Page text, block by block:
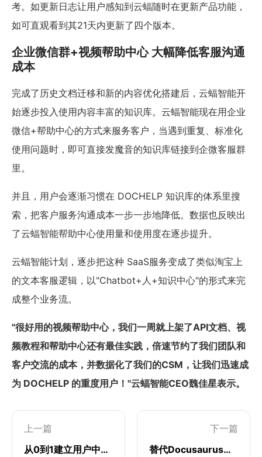
考。如更新日志让用户感知到云蝠随时在更新产品功能，
如可直观看到其21天内更新了四个版本。
企业微信群+视频帮助中心 大幅降低客服沟通
成本
完成了历史文档迁移和新的内容优化搭建后，云蝠智能开
始逐步投入使用内容丰富的知识库。云蝠智能现在用企业
微信+帮助中心的方式来服务客户，当遇到重复、标准化
使用问题时，即可直接发魔音的知识库链接到企微客服群
里。
并且，用户会逐渐习惯在 DOCHELP 知识库的体系里搜
索，把客户服务沟通成本一步一步地降低。数据也反映出
了云蝠智能帮助中心使用量和使用度在逐步提升。
云蝠智能计划，逐步把这种 SaaS服务变成了类似淘宝上
的文本客服逻辑，以"Chatbot+人+知识中心"的形式来完
成整个业务流。
"很好用的视频帮助中心，我们一周就上架了API文档、视
频教程和帮助中心还有最佳实践，倍速节约了我们团队和
客户交流的成本，并数据化了我们的CSM，让我们迅速成
为 DOCHELP 的重度用户！"云蝠智能CEO魏佳星表示。
上一篇
从0到1建立用户中心，赋能用户自服务和学习
下一篇
替代Docusaurus，一周内建立友好、易用的帮助中心